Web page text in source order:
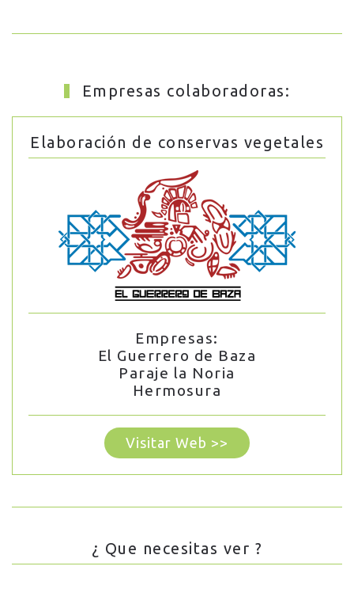
Empresas colaboradoras:
Elaboración de conservas vegetales
Empresas:
El Guerrero de Baza
Paraje la Noria
Hermosura
Visitar Web >>
¿ Que necesitas ver ?